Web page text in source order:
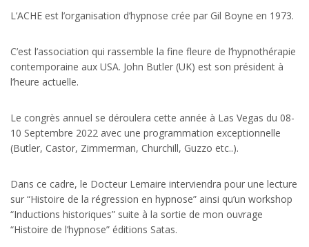
L’ACHE est l’organisation d’hypnose crée par Gil Boyne en 1973.
C’est l’association qui rassemble la fine fleure de l’hypnothérapie
contemporaine aux USA. John Butler (UK) est son président à
l’heure actuelle.
Le congrès annuel se déroulera cette année à Las Vegas du 08-
10 Septembre 2022 avec une programmation exceptionnelle
(Butler, Castor, Zimmerman, Churchill, Guzzo etc..).
Dans ce cadre, le Docteur Lemaire interviendra pour une lecture
sur “Histoire de la régression en hypnose” ainsi qu’un workshop
“Inductions historiques” suite à la sortie de mon ouvrage
“Histoire de l’hypnose” éditions Satas.